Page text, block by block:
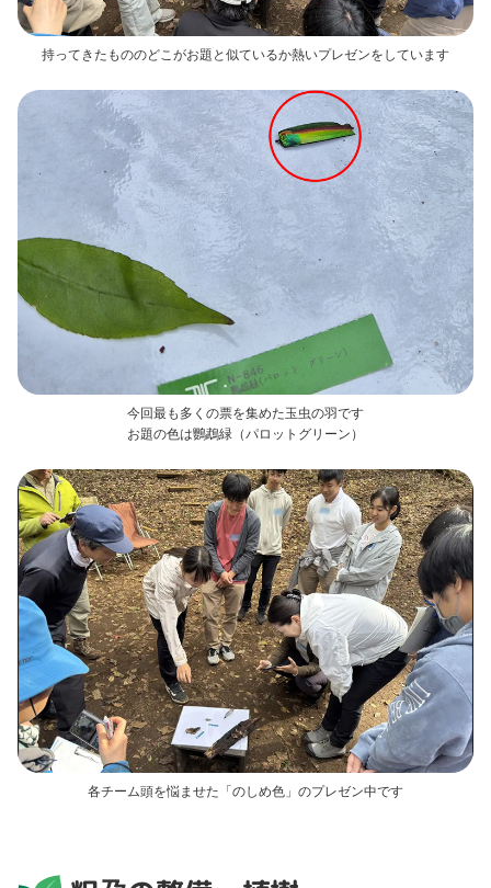
持ってきたもののどこがお題と似ているか熱いプレゼンをしています
今回最も多くの票を集めた玉虫の羽です
お題の色は鸚鵡緑（パロットグリーン）
各チーム頭を悩ませた「のしめ色」のプレゼン中です